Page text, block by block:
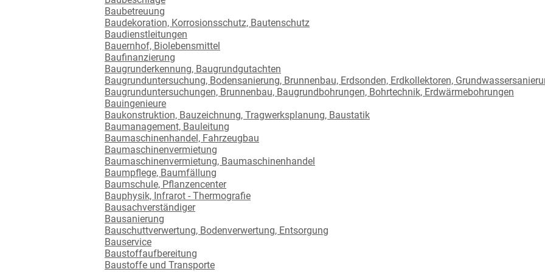
Baubetreuung
Baudekoration, Korrosionsschutz, Bautenschutz
Baudienstleitungen
Bauernhof, Biolebensmittel
Baufinanzierung
Baugrunderkennung, Baugrundgutachten
Baugrunduntersuchung, Bodensanierung, Brunnenbau, Erdsonden, Erdkollektoren,
Baugrunduntersuchungen, Brunnenbau, Baugrundbohrungen, Bohrtechnik, Erdwärmebohrungen
Bauingenieure
Baukonstruktion, Bauzeichnung, Tragwerksplanung, Baustatik
Baumanagement, Bauleitung
Baumaschinenhandel, Fahrzeugbau
Baumaschinenvermietung
Baumaschinenvermietung, Baumaschinenhandel
Baumpflege, Baumfällung
Baumschule, Pflanzencenter
Bauphysik, Infrarot - Thermografie
Bausachverständiger
Bausanierung
Bauschuttverwertung, Bodenverwertung, Entsorgung
Bauservice
Baustoffaufbereitung
Baustoffe und Transporte